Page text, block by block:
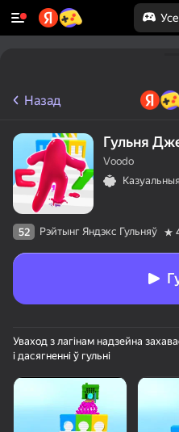
Назад
Гульня
Voodo
Казуальныя
52 Рэйтынг Яндэкс Гульняў
Уваход з лагінам надзейна
і дасягненні ў гульні